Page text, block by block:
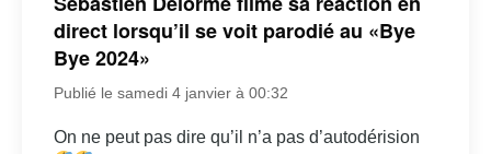
direct lorsqu’il se voit parodié au «Bye
Bye 2024»
Publié le samedi 4 janvier à 00:32
On ne peut pas dire qu’il n’a pas d’autodérision